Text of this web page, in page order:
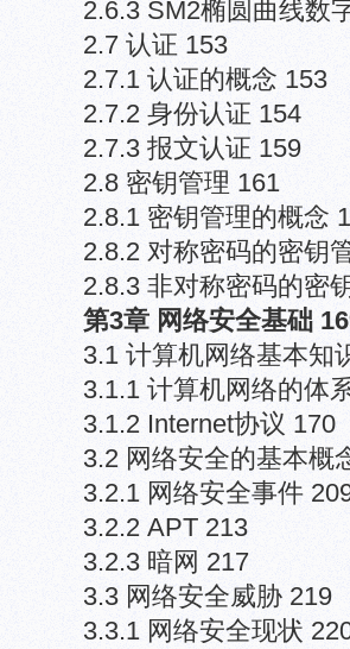
2.6.3 SM2椭圆曲线数
2.7 认证 153
2.7.1 认证的概念 153
2.7.2 身份认证 154
2.7.3 报文认证 159
2.8 密钥管理 161
2.8.1 密钥管理的概念
2.8.2 对称密码的密钥
2.8.3 非对称密码的密
第3章 网络安全基础
3.1 计算机网络基本知
3.1.1 计算机网络的体
3.1.2 Internet协议 170
3.2 网络安全的基本概
3.2.1 网络安全事件
3.2.2 APT 213
3.2.3 暗网 217
3.3 网络安全威胁 219
3.3.1 网络安全现状